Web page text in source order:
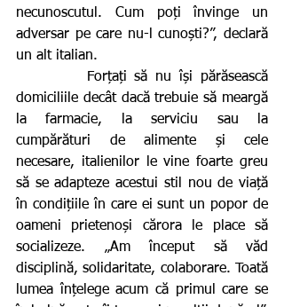
necunoscutul. Cum poți învinge un
adversar pe care nu-l cunoști?”, declară
un alt italian.
domiciliile decât dacă trebuie să meargă
la farmacie, la serviciu sau la
cumpărături de alimente și cele
necesare, italienilor le vine foarte greu
să se adapteze acestui stil nou de viață
în condițiile în care ei sunt un popor de
oameni prietenoși cărora le place să
socializeze. „Am început să văd
disciplină, solidaritate, colaborare. Toată
lumea înțelege acum că primul care se